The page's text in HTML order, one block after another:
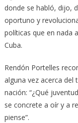
donde se habló, dijo,
oportuno y
políticas que en nada
Cuba.
Rendón Portelles
alguna vez acerca del
nación: “¿Qué
se concrete a oír y a
piense”.